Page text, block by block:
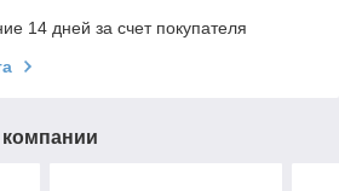
14 дней за счет покупателя